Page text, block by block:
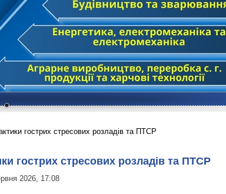
гострих стресових розладів та ПТСР
гострих стресових розладів та ПТСР
2026, 17:08